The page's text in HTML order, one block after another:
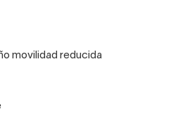
movilidad reducida